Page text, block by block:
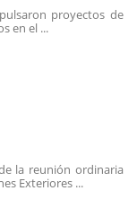
proyectos de
en el ...
la reunión ordinaria
Exteriores ...